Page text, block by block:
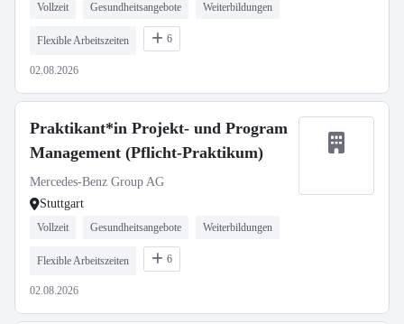
Vollzeit Gesundheitsangebote Weiterbildungen
Flexible Arbeitszeiten 6
02.08.2026
Praktikant*in Projekt- und Program
Management (Pflicht-Praktikum)
Mercedes-Benz Group AG
Stuttgart
Vollzeit Gesundheitsangebote Weiterbildungen
Flexible Arbeitszeiten 6
02.08.2026